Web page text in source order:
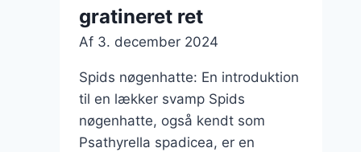
gratineret ret
Af 3. december 2024
Spids nøgenhatte: En introduktion
til en lækker svamp Spids
nøgenhatte, også kendt som
Psathyrella spadicea, er en